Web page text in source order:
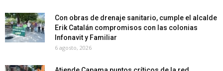
Con obras de drenaje sanitario, cumple el alcalde
Erik Catalán compromisos con las colonias
Infonavit y Familiar
6 agosto, 2026